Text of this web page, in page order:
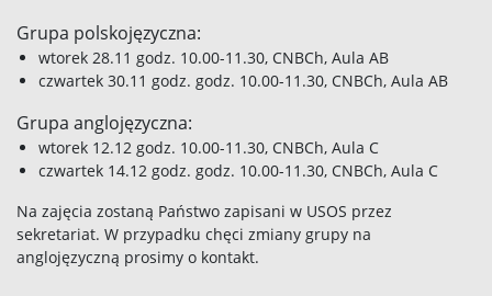
Grupa polskojęzyczna:
wtorek 28.11 godz. 10.00-11.30, CNBCh, Aula AB
czwartek 30.11 godz. godz. 10.00-11.30, CNBCh, Aula AB
Grupa anglojęzyczna:
wtorek 12.12 godz. 10.00-11.30, CNBCh, Aula C
czwartek 14.12 godz. godz. 10.00-11.30, CNBCh, Aula C
Na zajęcia zostaną Państwo zapisani w USOS przez
sekretariat. W przypadku chęci zmiany grupy na
anglojęzyczną prosimy o kontakt.